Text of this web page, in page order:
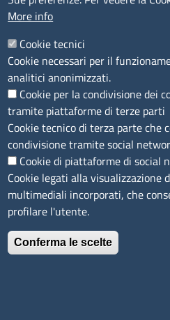
Accessibilità
IBAN e pagamenti informatici
Informative privacy e cookie
Verifiche PA
Attuazione misure PNRR
Modulistica
SEGUICI SU
More info
Cookie tecnici
Cookie necessari per il
analitici anonimizzati.
Cookie per la condivisione dei
tramite piattaforme di terze parti
Cookie tecnico di terza parte che
condivisione tramite social
Cookie di piattaforme di social
Cookie legati alla visualizzazione
multimediali incorporati, che
profilare l'utente.
Conferma le scelte